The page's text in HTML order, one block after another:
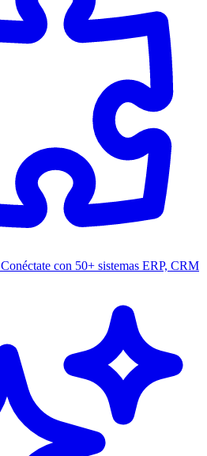
Conéctate con 50+ sistemas ERP, CRM